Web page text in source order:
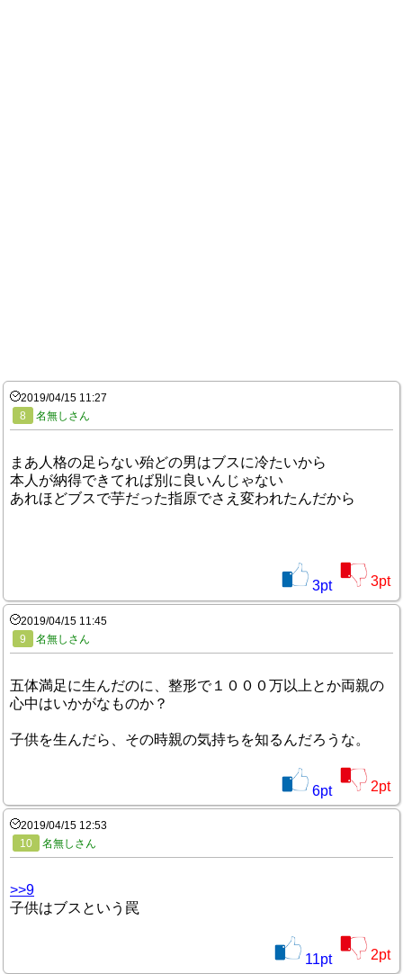
2019/04/15 11:27
8
名無しさん
まあ人格の足らない殆どの男はブスに冷たいから
本人が納得できてれば別に良いんじゃない
あれほどブスで芋だった指原でさえ変われたんだから
3pt 3pt
2019/04/15 11:45
9
名無しさん
五体満足に生んだのに、整形で１０００万以上とか両親の
心中はいかがなものか？
子供を生んだら、その時親の気持ちを知るんだろうな。
6pt 2pt
2019/04/15 12:53
10
名無しさん
>>9
子供はブスという罠
11pt 2pt